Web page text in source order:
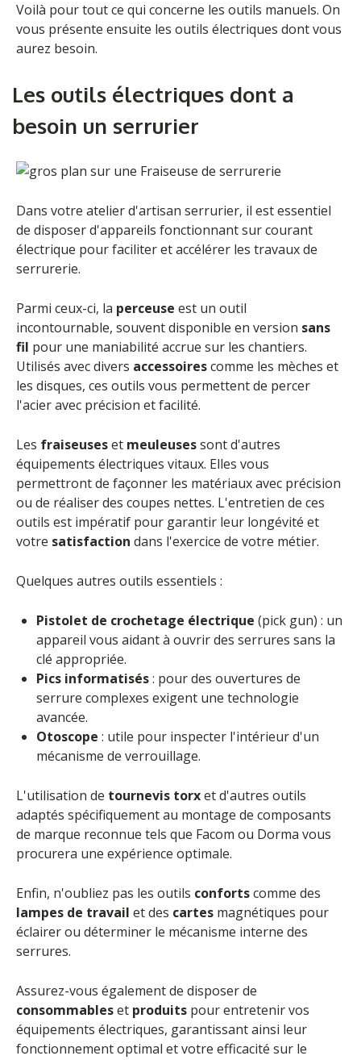
Voilà pour tout ce qui concerne les outils manuels. On
vous présente ensuite les outils électriques dont vous
aurez besoin.
Les outils électriques dont a
besoin un serrurier
Dans votre atelier d'artisan serrurier, il est essentiel
de disposer d'appareils fonctionnant sur courant
électrique pour faciliter et accélérer les travaux de
serrurerie.
Parmi ceux-ci, la perceuse est un outil
incontournable, souvent disponible en version sans
fil pour une maniabilité accrue sur les chantiers.
Utilisés avec divers accessoirescomme les mèches et
les disques, ces outils vous permettent de percer
l'acier avec précision et facilité.
Les fraiseuseset meuleusessont d'autres
équipements électriques vitaux. Elles vous
permettront de façonner les matériaux avec précision
ou de réaliser des coupes nettes. L'entretien de ces
outils est impératif pour garantir leur longévité et
votre satisfaction dans l'exercice de votre métier.
Quelques autres outils essentiels :
Pistolet de crochetage électrique (pick gun) : un
appareil vous aidant à ouvrir des serrures sans la
clé appropriée.
Pics informatisés: pour des ouvertures de
serrure complexes exigent une technologie
avancée.
Otoscope : utile pour inspecter l'intérieur d'un
mécanisme de verrouillage.
L'utilisation de tournevis torxet d'autres outils
adaptés spécifiquement au montage de composants
de marque reconnue tels que Facom ou Dorma vous
procurera une expérience optimale.
Enfin, n'oubliez pas les outils confortscomme des
lampes de travail et des cartes magnétiques pour
éclairer ou déterminer le mécanisme interne des
serrures.
Assurez-vous également de disposer de
consommableset produits pour entretenir vos
équipements électriques, garantissant ainsi leur
fonctionnement optimal et votre efficacité sur le